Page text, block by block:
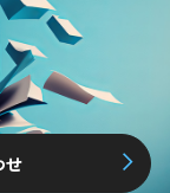
せ